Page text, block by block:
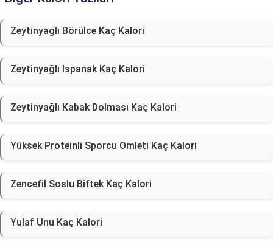
Zeytinyağlı Börülce Kaç Kalori
Zeytinyağlı Ispanak Kaç Kalori
Zeytinyağlı Kabak Dolması Kaç Kalori
Yüksek Proteinli Sporcu Omleti Kaç Kalori
Zencefil Soslu Biftek Kaç Kalori
Yulaf Unu Kaç Kalori